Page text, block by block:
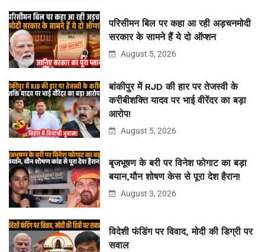
परिसीमन बिल पर कहा आ रही अड़चनमोदी
सरकार के सामने हैं ये दो ऑप्शन
August 5, 2026
बांकीपुर में RJD की हार पर तेजस्वी के
करीबीशक्ति यादव पर भाई वीरेंदर का बड़ा
आरोप!
August 5, 2026
बृजभूषण के बरी पर विनेश फोगाट का बड़ा
बयान,यौन शोषण केस से पूरा देश हैरान!
August 3, 2026
विदेशी फंडिंग पर विवाद, मोदी की डिग्री पर
सवाल